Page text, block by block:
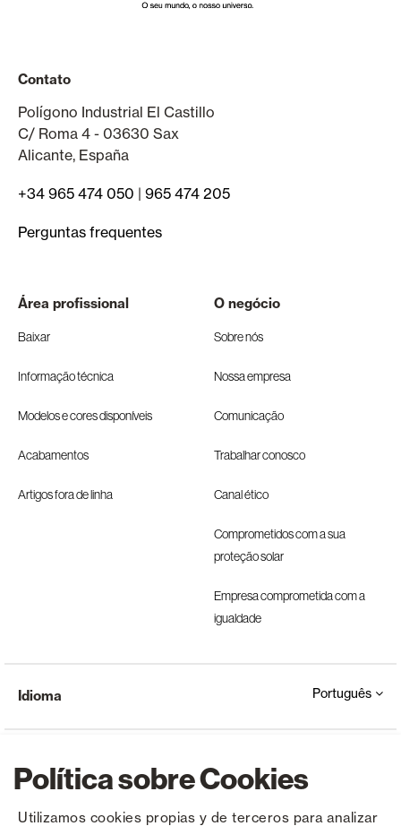
Política sobre Cookies
Utilizamos cookies propias y de terceros para analizar
Contato
Polígono Industrial El Castillo
C/ Roma 4 - 03630 Sax
Alicante, España
+34 965 474 050 | 965 474 205
Perguntas frequentes
Área profissional
Baixar
Informação técnica
Modelos e cores disponíveis
Acabamentos
Artigos fora de linha
O negócio
Sobre nós
Nossa empresa
Comunicação
Trabalhar conosco
Canal ético
Comprometidos com a sua
proteção solar
Empresa comprometida com a
igualdade
Idioma Português